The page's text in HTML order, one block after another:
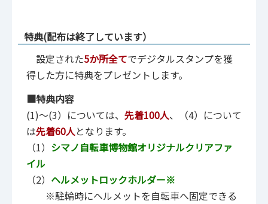
特典(配布は終了しています）
設定された5か所全てでデジタルスタンプを獲
得した方に特典をプレゼントします。
■特典内容
(1)～(3）については、 先着100人、（4）について
は先着60人となります。
（1） シマノ自転車博物館オリジナルクリアファ
イル
（2） ヘルメットロックホルダー※
※駐輪時にヘルメットを自転車へ固定できる